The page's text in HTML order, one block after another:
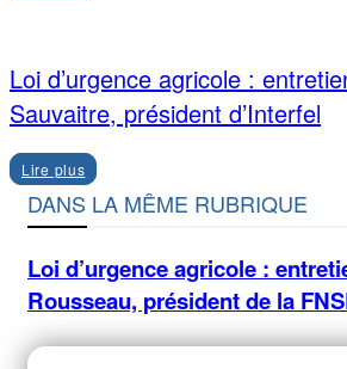
Loi d’urgence agricole :
Sauvaitre, président d’Interfel
Lire plus
DANS LA MÊME RUBRIQUE
Loi d’urgence agricole :
Rousseau, président de la